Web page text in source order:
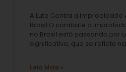
A Luta Contra a Improbidade
Brasil O combate à
no Brasil está passando por
significativa, que se reflete na
Leia Mais »